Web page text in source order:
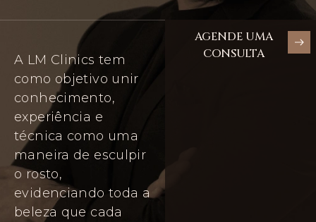
A LM Clinics tem
como objetivo unir
conhecimento,
experiência e
técnica como uma
maneira de esculpir
o rosto,
evidenciando toda a
beleza que cada
AGENDE UMA
CONSULTA